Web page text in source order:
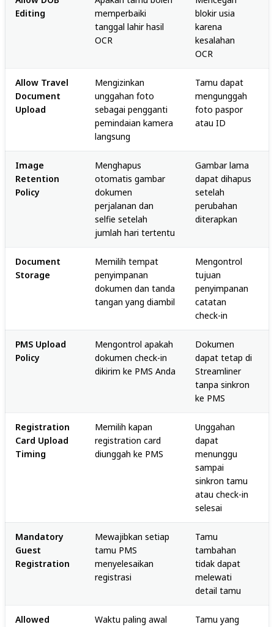
Editing
memperbaiki
tanggal lahir hasil
OCR
blokir usia
karena
kesalahan
OCR
Allow Travel
Document
Upload
Mengizinkan
unggahan foto
sebagai pengganti
pemindaian kamera
langsung
Tamu dapat
mengunggah
foto paspor
atau ID
Image
Retention
Policy
Menghapus
otomatis gambar
dokumen
perjalanan dan
selfie setelah
jumlah hari tertentu
Gambar lama
dapat dihapus
setelah
perubahan
diterapkan
Document
Storage
Memilih tempat
penyimpanan
dokumen dan tanda
tangan yang diambil
Mengontrol
tujuan
penyimpanan
catatan
check-in
PMS Upload
Policy
Mengontrol apakah
dokumen check-in
dikirim ke PMS Anda
Dokumen
dapat tetap di
Streamliner
tanpa sinkron
ke PMS
Registration
Card Upload
Timing
Memilih kapan
registration card
diunggah ke PMS
Unggahan
dapat
menunggu
sampai
sinkron tamu
atau check-in
selesai
Mandatory
Guest
Registration
Mewajibkan setiap
tamu PMS
menyelesaikan
registrasi
Tamu
tambahan
tidak dapat
melewati
detail tamu
Allowed Waktu paling awal Tamu yang